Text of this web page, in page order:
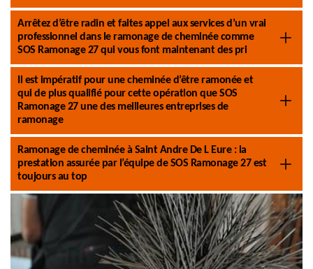
Arrêtez d’être radin et faites appel aux services d’un vrai
professionnel dans le ramonage de cheminée comme
SOS Ramonage 27 qui vous font maintenant des pri
Il est impératif pour une cheminée d’être ramonée et
qui de plus qualifié pour cette opération que SOS
Ramonage 27 une des meilleures entreprises de
ramonage
Ramonage de cheminée à Saint Andre De L Eure : la
prestation assurée par l’équipe de SOS Ramonage 27 est
toujours au top